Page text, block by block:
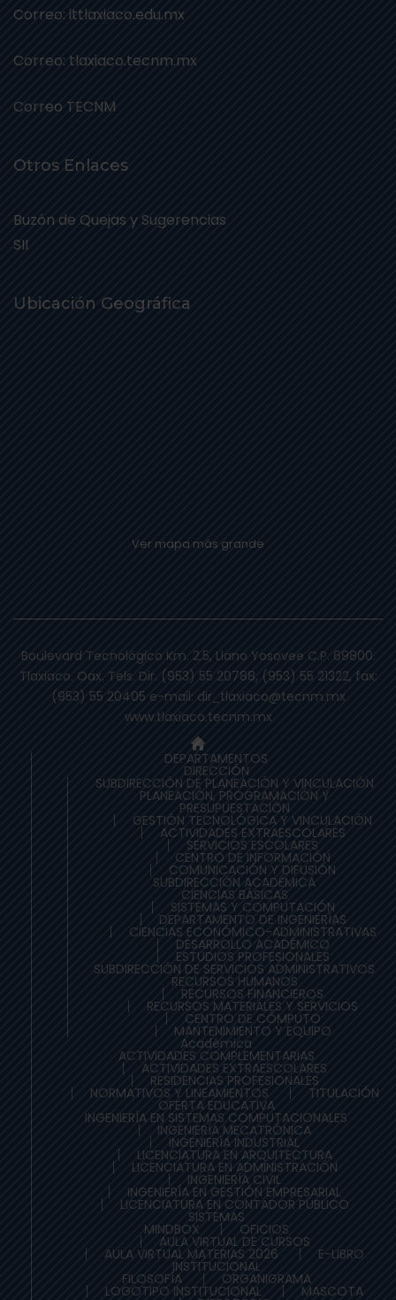
Correo: ittlaxiaco.edu.mx
Correo: tlaxiaco.tecnm.mx
Correo TECNM
Otros Enlaces
Buzón de Quejas y Sugerencias
SII
Ubicación Geográfica
Ver mapa más grande
Boulevard Tecnológico Km. 2.5, Llano Yosovee C.P. 69800.
Tlaxiaco. Oax. Tels. Dir. (953) 55 20788, (953) 55 21322, fax:
(953) 55 20405 e-mail: dir_tlaxiaco@tecnm.mx
www.tlaxiaco.tecnm.mx
DEPARTAMENTOS
DIRECCIÓN
SUBDIRECCIÓN DE PLANEACIÒN Y VINCULACIÓN
PLANEACIÓN, PROGRAMACIÓN Y
PRESUPUESTACIÓN
GESTIÓN TECNOLÓGICA Y VINCULACIÓN
ACTIVIDADES EXTRAESCOLARES
SERVICIOS ESCOLARES
CENTRO DE INFORMACIÓN
COMUNICACIÓN Y DIFUSIÓN
SUBDIRECCIÓN ACADÉMICA
CIENCIAS BÁSICAS
SISTEMAS Y COMPUTACIÓN
DEPARTAMENTO DE INGENIERÍAS
CIENCIAS ECONÓMICO-ADMINISTRATIVAS
DESARROLLO ACADÉMICO
ESTUDIOS PROFESIONALES
SUBDIRECCIÓN DE SERVICIOS ADMINISTRATIVOS
RECURSOS HUMANOS
RECURSOS FINANCIEROS
RECURSOS MATERIALES Y SERVICIOS
CENTRO DE CÓMPUTO
MANTENIMIENTO Y EQUIPO
Académica
ACTIVIDADES COMPLEMENTARIAS
ACTIVIDADES EXTRAESCOLARES
RESIDENCIAS PROFESIONALES
NORMATIVOS Y LINEAMIENTOS TITULACIÓN
OFERTA EDUCATIVA
INGENIERÍA EN SISTEMAS COMPUTACIONALES
INGENIERÍA MECATRÓNICA
INGENIERÍA INDUSTRIAL
LICENCIATURA EN ARQUITECTURA
LICENCIATURA EN ADMINISTRACIÓN
INGENIERÍA CIVIL
INGENIERÍA EN GESTIÓN EMPRESARIAL
LICENCIATURA EN CONTADOR PÚBLICO
SISTEMAS
MINDBOX OFICIOS
AULA VIRTUAL DE CURSOS
AULA VIRTUAL MATERIAS 2026 E-LIBRO
INSTITUCIONAL
FILOSOFÍA ORGANIGRAMA
LOGOTIPO INSTITUCIONAL MASCOTA